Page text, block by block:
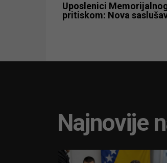
Uposlenici
pritiskom: Nova
Najnovije